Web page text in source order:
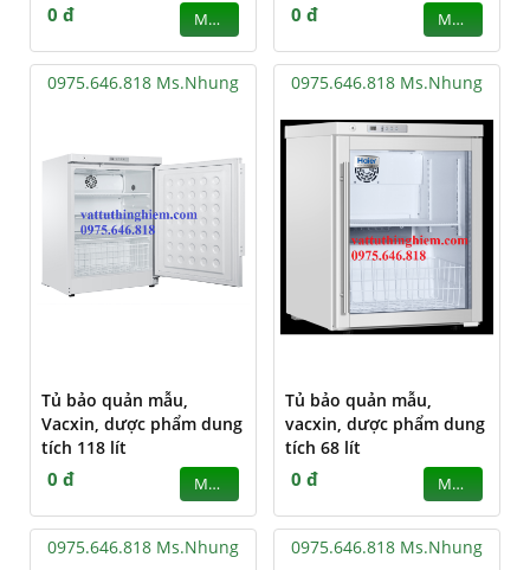
0 đ MUA 0 đ MUA
0975.646.818 Ms.Nhung
Tủ bảo quản mẫu,
Vacxin, dược phẩm dung
tích 118 lít
0 đ MUA
0975.646.818 Ms.Nhung
Tủ bảo quản mẫu,
vacxin, dược phẩm dung
tích 68 lít
0 đ MUA
0975.646.818 Ms.Nhung 0975.646.818 Ms.Nhung